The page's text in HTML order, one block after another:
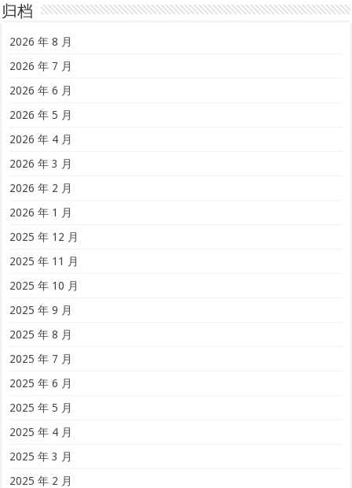
归档
2026 年 8 月
2026 年 7 月
2026 年 6 月
2026 年 5 月
2026 年 4 月
2026 年 3 月
2026 年 2 月
2026 年 1 月
2025 年 12 月
2025 年 11 月
2025 年 10 月
2025 年 9 月
2025 年 8 月
2025 年 7 月
2025 年 6 月
2025 年 5 月
2025 年 4 月
2025 年 3 月
2025 年 2 月